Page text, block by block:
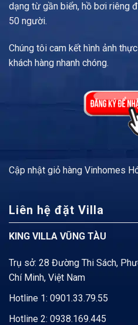
dạng từ gần biển, hồ bơi riêng
50 người.
Chúng tôi cam kết hình ảnh
khách hàng nhanh chóng.
Cập nhật giỏ hàng Vinhomes
Liên hệ đặt Villa
KING VILLA VŨNG TÀU
Trụ sở: 28 Đường Thi Sách,
Chí Minh, Việt Nam
Hotline 1: 0901.33.79.55
Hotline 2: 0938.169.445